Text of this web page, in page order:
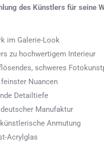
des Künstlers für seine
im Galerie-Look
zu hochwertigem Interieur
schweres
feinster Nuancen
Detailtiefe
Manufaktur
Anmutung
Acrylglas